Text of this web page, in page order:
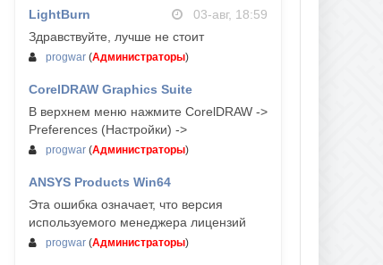
LightBurn
03-авг, 18:59
Здравствуйте, лучше не стоит
progwar (Администраторы)
CorelDRAW Graphics Suite
03-авг, 18:58
В верхнем меню нажмите CorelDRAW ->
Preferences (Настройки) ->
progwar (Администраторы)
ANSYS Products Win64
Эта ошибка означает, что версия
используемого менеджера лицензий
progwar (Администраторы)